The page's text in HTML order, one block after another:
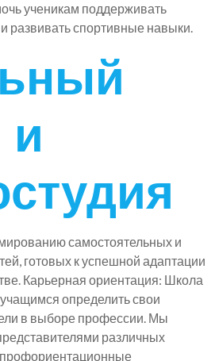
ученикам поддерживать
развивать спортивные навыки.
и
самостоятельных и
готовых к успешной адаптации
Карьерная ориентация: Школа
определить свои
в выборе профессии. Мы
различных